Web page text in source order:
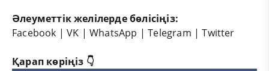
Әлеуметтік желілерде бөлісіңіз:
Facebook |VK |WhatsApp |Telegram |Twitter
Қарап көріңіз 👇